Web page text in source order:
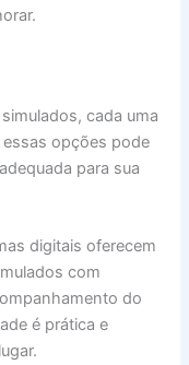
cada uma
opções pode
para sua
digitais oferecem
com
do
é prática e